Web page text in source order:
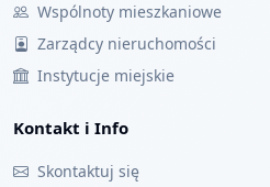
Wspólnoty mieszkaniowe
Zarządcy nieruchomości
Instytucje miejskie
Kontakt i Info
Skontaktuj się